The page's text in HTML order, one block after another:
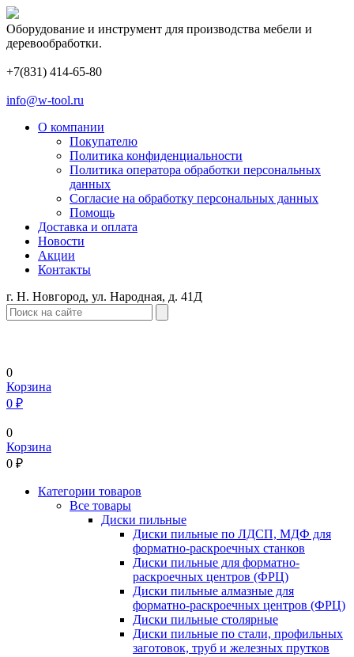
Оборудование и инструмент для производства мебели и
деревообработки.
+7(831) 414-65-80
info@w-tool.ru
О компании
Покупателю
Политика конфиденциальности
Политика оператора обработки персональных
данных
Согласие на обработку персональных данных
Помощь
Доставка и оплата
Новости
Акции
Контакты
г. Н. Новгород, ул. Народная, д. 41Д
0
Корзина
0 ₽
0
Корзина
0 ₽
Категории товаров
Все товары
Диски пильные
Диски пильные по ЛДСП, МДФ для
форматно-раскроечных станков
Диски пильные для форматно-
раскроечных центров (ФРЦ)
Диски пильные алмазные для
форматно-раскроечных центров (ФРЦ)
Диски пильные столярные
Диски пильные по стали, профильных
заготовок, труб и железных прутков